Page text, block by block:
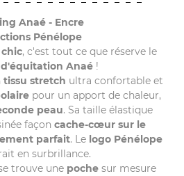
Anaé - Encre
Pénélope
chic, c'est tout ce que réserve le
Anaé !
tissu stretch ultra confortable et
pour un apport de chaleur,
peau. Sa taille élastique
façon cache-cœur sur le
parfait. Le logo Pénélope
en surbrillance.
trouve une pochesur mesure